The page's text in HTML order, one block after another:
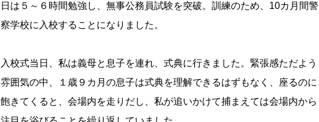
日は５～６時間勉強し、無事公務員試験を突破。訓練のため、10カ月間警
察学校に入校することになりました。
入校式当日、私は義母と息子を連れ、式典に行きました。緊張感ただよう
雰囲気の中、１歳９カ月の息子は式典を理解できるはずもなく、座るのに
飽きてくると、会場内を走りだし、私が追いかけて捕まえては会場内から